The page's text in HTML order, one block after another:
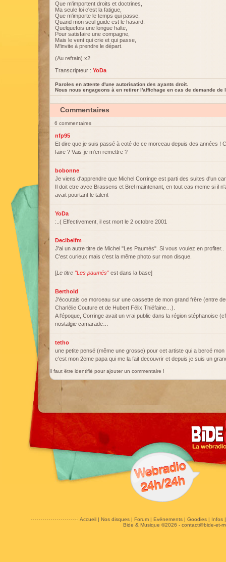
Que m'importent droits et doctrines,
Ma seule loi c'est la fatigue,
Que m'importe le temps qui passe,
Quand mon seul guide est le hasard.
Quelquefois une longue halte,
Pour satisfaire une compagne,
Mais le vent qui crie et qui passe,
M'invite à prendre le départ.
(Au refrain) x2
Transcripteur : YoDa
Paroles en attente d'une autorisation des ayants droit.
Nous nous engageons à en retirer l'affichage en cas de demande de
Commentaires
6 commentaires
nfp95
Et dire que je suis passé à coté de ce morceau depuis des années !
faire ? Vais-je m'en remettre ?
bobonne
Je viens d'apprendre que Michel Corringe est parti des suites d'un
Il doit etre avec Brassens et Brel maintenant, en tout cas meme si il
avait pourtant le talent
YoDa
:..( Effectivement, il est mort le 2 octobre 2001
Decibelfm
J'ai un autre titre de Michel "Les Paumés". Si vous voulez en profiter..
C'est curieux mais c'est la même photo sur mon disque.
[Le titre "Les paumés"est dans la base]
Berthold
J'écoutais ce morceau sur une cassette de mon grand frêre (entre
Charlélie Couture et de Hubert Félix Thiéfaine…).
A l'époque, Corringe avait un vrai public dans la région stéphanoise
nostalgie camarade…
tetho
une petite pensé (même une grosse) pour cet artiste qui a bercé
c'est mon 2eme papa qui me la fait decouvrir et depuis je suis un
Il faut être identifié pour ajouter un commentaire !
Accueil| Nos disques| Forum| Evénements| Goodies| Infos
Bide & Musique ©2026 - contact@bide-et-